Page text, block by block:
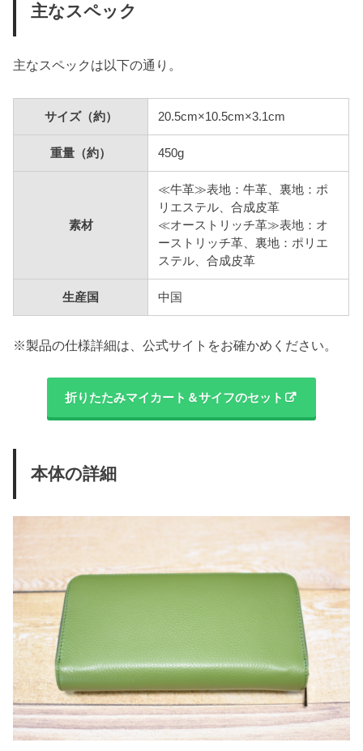
主なスペック
主なスペックは以下の通り。
サイズ（約） 20.5cm×10.5cm×3.1cm
重量（約） 450g
素材
≪牛革≫表地：牛革、裏地：ポ
リエステル、合成皮革
≪オーストリッチ革≫表地：オ
ーストリッチ革、裏地：ポリエ
ステル、合成皮革
生産国 中国
※製品の仕様詳細は、公式サイトをお確かめください。
折りたたみマイカート＆サイフのセット
本体の詳細